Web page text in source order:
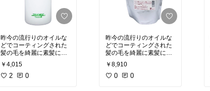
昨今の流行りのオイルな
どでコーティングされた
髪の毛を綺麗に素髪に戻
してくれる
本来の髪の毛の良さが戻
ることで本当に綺麗にな
￥4,015
2 0
昨今の流行りのオイルな
どでコーティングされた
髪の毛を綺麗に素髪に戻
してくれる
本来の髪の毛の良さが戻
ることで本当に綺麗にな
￥8,910
0 0